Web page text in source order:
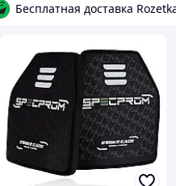
Бесплатная доставка